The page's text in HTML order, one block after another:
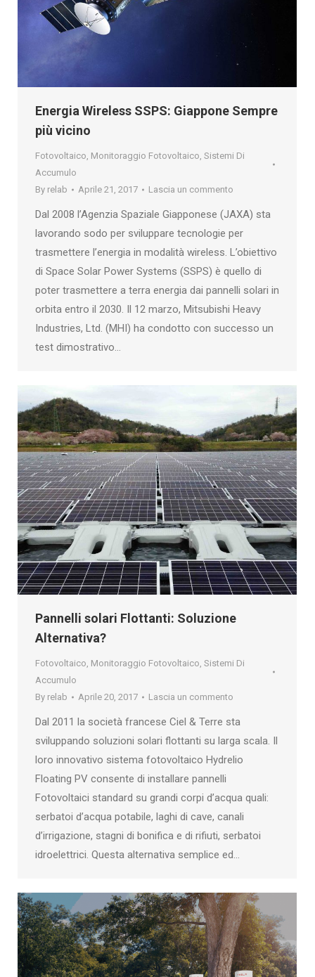
Energia Wireless SSPS: Giappone Sempre
più vicino
Fotovoltaico, Monitoraggio Fotovoltaico, Sistemi Di
Accumulo
By relab Aprile 21, 2017 Lascia un commento
Dal 2008 l’Agenzia Spaziale Giapponese (JAXA) sta
lavorando sodo per sviluppare tecnologie per
trasmettere l’energia in modalità wireless. L’obiettivo
di Space Solar Power Systems (SSPS) è quello di
poter trasmettere a terra energia dai pannelli solari in
orbita entro il 2030. Il 12 marzo, Mitsubishi Heavy
Industries, Ltd. (MHI) ha condotto con successo un
test dimostrativo…
Pannelli solari Flottanti: Soluzione
Alternativa?
Fotovoltaico, Monitoraggio Fotovoltaico, Sistemi Di
Accumulo
By relab Aprile 20, 2017 Lascia un commento
Dal 2011 la società francese Ciel & Terre sta
sviluppando soluzioni solari flottanti su larga scala. Il
loro innovativo sistema fotovoltaico Hydrelio
Floating PV consente di installare pannelli
Fotovoltaici standard su grandi corpi d’acqua quali:
serbatoi d’acqua potabile, laghi di cave, canali
d’irrigazione, stagni di bonifica e di rifiuti, serbatoi
idroelettrici. Questa alternativa semplice ed…